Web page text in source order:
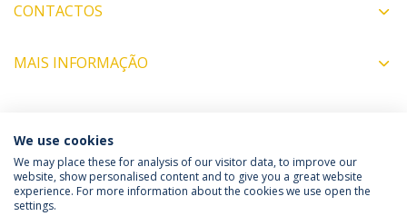
CONTACTOS
MAIS INFORMAÇÃO
COORDENADOR
Política de Privacidade
Termos & Condições
We use cookies
We may place these for analysis of our visitor data, to improve our
website, show personalised content and to give you a great website
experience. For more information about the cookies we use open the
settings.